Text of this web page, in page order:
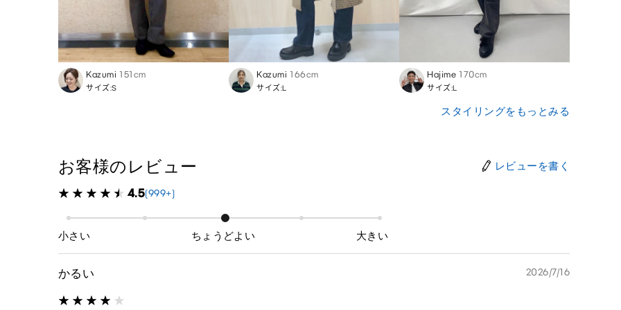
Kazumi 151cm
サイズ:S
Kazumi 166cm
サイズ:L
Hajime 170cm
サイズ:L
スタイリングをもっとみる
お客様のレビュー レビューを書く
4.5(999+)
小さい ちょうどよい 大きい
かるい 2026/7/16